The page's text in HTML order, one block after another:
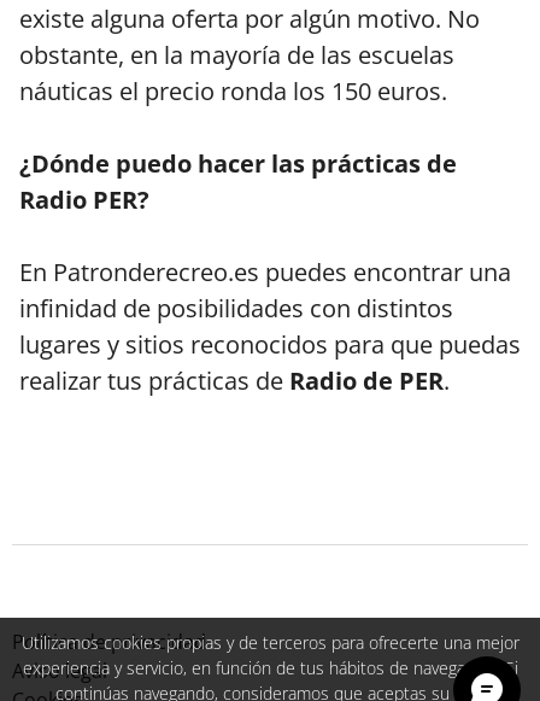
existe alguna oferta por algún motivo. No
obstante, en la mayoría de las escuelas
náuticas el precio ronda los 150 euros.
¿Dónde puedo hacer las prácticas de
Radio PER?
En Patronderecreo.es puedes encontrar una
infinidad de posibilidades con distintos
lugares y sitios reconocidos para que puedas
realizar tus prácticas de Radio de PER.
Política de privacidad
Aviso legal
Utilizamos cookies propias y de terceros para ofrecerte una mejor
experiencia y servicio, en función de tus hábitos de navegación. Si
continúas navegando, consideramos que aceptas su uso.